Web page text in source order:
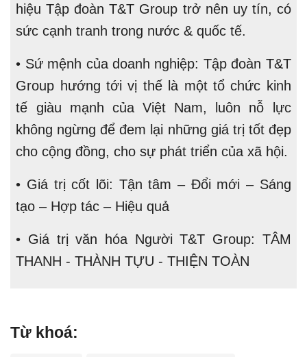
hiệu Tập đoàn T&T Group trở nên uy tín, có
sức cạnh tranh trong nước & quốc tế.
• Sứ mệnh của doanh nghiệp: Tập đoàn T&T
Group hướng tới vị thế là một tổ chức kinh
tế giàu mạnh của Việt Nam, luôn nỗ lực
không ngừng để đem lại những giá trị tốt đẹp
cho cộng đồng, cho sự phát triển của xã hội.
• Giá trị cốt lõi: Tận tâm – Đổi mới – Sáng
tạo – Hợp tác – Hiệu quả
• Giá trị văn hóa Người T&T Group: TÂM
THANH - THÀNH TỰU - THIỆN TOÀN
Từ khoá: